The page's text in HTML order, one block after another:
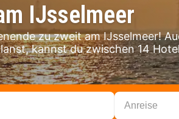
IJsselmeer
zu zweit am IJsselmeer!
kannst du zwischen 14
Anreise